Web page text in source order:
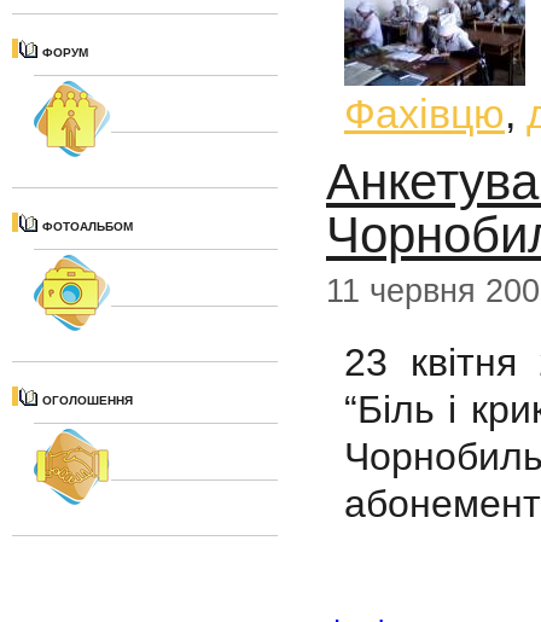
ФОРУМ
ФОТОАЛЬБОМ
ОГОЛОШЕННЯ
Фахівцю,
11 червня
23
“Біль і